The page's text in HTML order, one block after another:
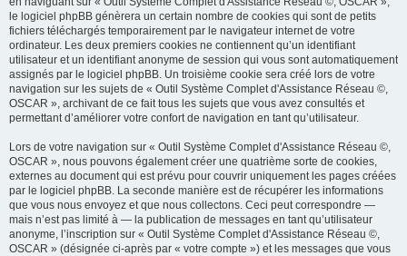
le logiciel phpBB génèrera un certain nombre de cookies qui sont de petits
fichiers téléchargés temporairement par le navigateur internet de votre
ordinateur. Les deux premiers cookies ne contiennent qu’un identifiant
utilisateur et un identifiant anonyme de session qui vous sont automatiquement
assignés par le logiciel phpBB. Un troisième cookie sera créé lors de votre
navigation sur les sujets de « Outil Système Complet d'Assistance Réseau ©,
OSCAR », archivant de ce fait tous les sujets que vous avez consultés et
permettant d’améliorer votre confort de navigation en tant qu’utilisateur.
Lors de votre navigation sur « Outil Système Complet d'Assistance Réseau ©,
OSCAR », nous pouvons également créer une quatrième sorte de cookies,
externes au document qui est prévu pour couvrir uniquement les pages créées
par le logiciel phpBB. La seconde manière est de récupérer les informations
que vous nous envoyez et que nous collectons. Ceci peut correspondre —
mais n’est pas limité à — la publication de messages en tant qu’utilisateur
anonyme, l’inscription sur « Outil Système Complet d'Assistance Réseau ©,
OSCAR » (désignée ci-après par « votre compte ») et les messages que vous